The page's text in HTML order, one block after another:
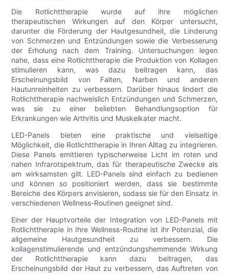
Die Rotlichttherapie wurde auf ihre möglichen
therapeutischen Wirkungen auf den Körper untersucht,
darunter die Förderung der Hautgesundheit, die Linderung
von Schmerzen und Entzündungen sowie die Verbesserung
der Erholung nach dem Training. Untersuchungen legen
nahe, dass eine Rotlichttherapie die Produktion von Kollagen
stimulieren kann, was dazu beitragen kann, das
Erscheinungsbild von Falten, Narben und anderen
Hautunreinheiten zu verbessern. Darüber hinaus lindert die
Rotlichttherapie nachweislich Entzündungen und Schmerzen,
was sie zu einer beliebten Behandlungsoption für
Erkrankungen wie Arthritis und Muskelkater macht.
LED-Panels bieten eine praktische und vielseitige
Möglichkeit, die Rotlichttherapie in Ihren Alltag zu integrieren.
Diese Panels emittieren typischerweise Licht im roten und
nahen Infrarotspektrum, das für therapeutische Zwecke als
am wirksamsten gilt. LED-Panels sind einfach zu bedienen
und können so positioniert werden, dass sie bestimmte
Bereiche des Körpers anvisieren, sodass sie für den Einsatz in
verschiedenen Wellness-Routinen geeignet sind.
Einer der Hauptvorteile der Integration von LED-Panels mit
Rotlichttherapie in Ihre Wellness-Routine ist ihr Potenzial, die
allgemeine Hautgesundheit zu verbessern. Die
kollagenstimulierende und entzündungshemmende Wirkung
der Rotlichttherapie kann dazu beitragen, das
Erscheinungsbild der Haut zu verbessern, das Auftreten von